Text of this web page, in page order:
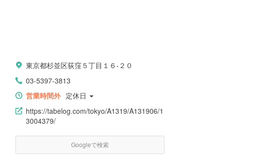
東京都杉並区荻窪５丁目１６-２０
03-5397-3813
営業時間外 定休日
https://tabelog.com/tokyo/A1319/A131906/1
3004379/
Googleで検索